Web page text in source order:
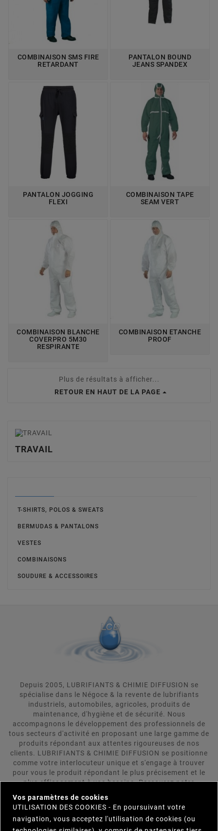
COMBINAISON SMS FIRE
RETARDANT
PANTALON BOUND
JEANS SPANDEX
PANTALON JOGGING
FLEXI
COMBINAISON TAPE
SEAM VERT
COMBINAISON BLANCHE
COVERPRO 5M30
RESPIRANTE
COMBINAISON ETANCHE
PROOF
Plus de résultats à afficher...
RETOUR EN HAUT DE LA PAGE
TRAVAIL
T-SHIRTS, POLOS & SWEATS
BERMUDAS & PANTALONS
VESTES
COMBINAISONS
SOUDURE & ACCESSOIRES
Depuis 2005, LUBRIFIANTS & CHIMIE DIFFUSION se
spécialise dans le Négoce & la revente de lubrifiants
industriels, automobiles, agricoles, produits de
maintenance, d'hygiène et de sécurité. Nous
accompagnons le développement des professionnels de
tous secteurs d'activité en proposant une large gamme de
produits répondant aux attentes rigoureuses de nos
clients. LUBRIFIANTS & CHIMIE DIFFUSION se positionne
comme votre interlocuteur unique et s'engage à trouver
pour vous le produit répondant le plus précisement et le
plus efficacement à vos besoins. Parcourez notre
INFORMATIONS
Vos paramètres de cookies
UTILISATION DES COOKIES - En poursuivant votre
navigation, vous acceptez l'utilisation de cookies (ou